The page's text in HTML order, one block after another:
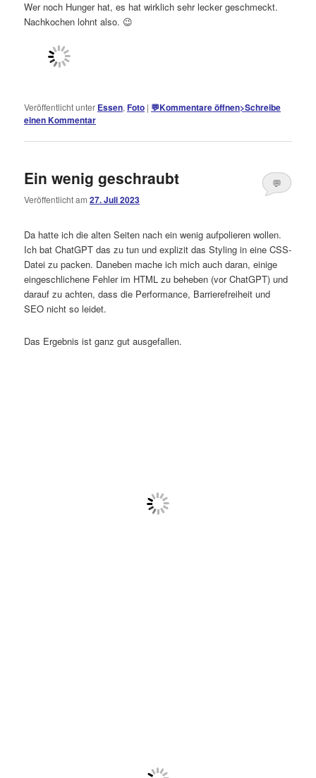
Wer noch Hunger hat, es hat wirklich sehr lecker geschmeckt.
Nachkochen lohnt also. 😉
Veröffentlicht unter Essen,Foto | 💬Kommentare öffnen>Schreibe
einen Kommentar
Ein wenig geschraubt
Veröffentlicht am27. Juli 2023
💬
öffnen
Da hatte ich die alten Seiten nach ein wenig aufpolieren wollen.
Ich bat ChatGPT das zu tun und explizit das Styling in eine CSS-
Datei zu packen. Daneben mache ich mich auch daran, einige
eingeschlichene Fehler im HTML zu beheben (vor ChatGPT) und
darauf zu achten, dass die Performance, Barrierefreiheit und
SEO nicht so leidet.
Das Ergebnis ist ganz gut ausgefallen.